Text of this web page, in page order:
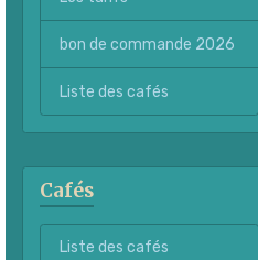
bon de commande 2026
Liste des cafés
Cafés
Liste des cafés